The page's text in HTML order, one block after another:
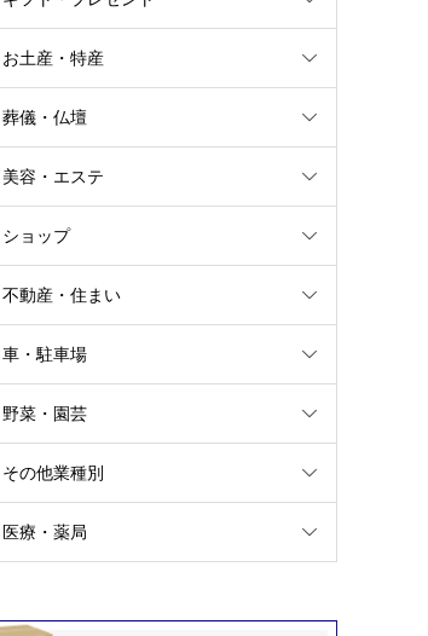
お土産・特産
葬儀・仏壇
美容・エステ
ショップ
不動産・住まい
車・駐車場
野菜・園芸
その他業種別
医療・薬局